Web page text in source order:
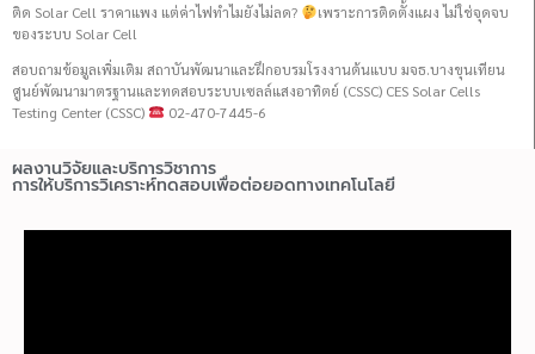
ติด Solar Cell ราคาแพง แต่ค่าไฟทำไมยังไม่ลด?
เพราะการติดตั้งแผง ไม่ใช่จุดจบ
ของระบบ Solar Cell
สอบถามข้อมูลเพิ่มเติม สถาบันพัฒนาและฝึกอบรมโรงงานต้นแบบ มจธ.บางขุนเทียน
ศูนย์พัฒนามาตรฐานและทดสอบระบบเซลล์แสงอาทิตย์ (CSSC) CES Solar Cells
Testing Center (CSSC)
02-470-7445-6
ผลงานวิจัยและบริการวิชาการ
การให้บริการวิเคราะห์ทดสอบเพื่อต่อยอดทางเทคโนโลยี